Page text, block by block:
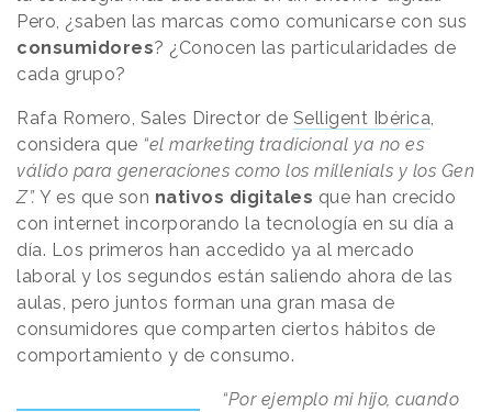
Pero, ¿saben las marcas como comunicarse con sus
consumidores? ¿Conocen las particularidades de
cada grupo?
Rafa Romero, Sales Director de Selligent Ibérica,
considera que “el marketing tradicional ya no es
válido para generaciones como los millenials y los Gen
Z”. Y es que son nativos digitales que han crecido
con internet incorporando la tecnología en su día a
día. Los primeros han accedido ya al mercado
laboral y los segundos están saliendo ahora de las
aulas, pero juntos forman una gran masa de
consumidores que comparten ciertos hábitos de
comportamiento y de consumo.
“Por ejemplo mi hijo, cuando